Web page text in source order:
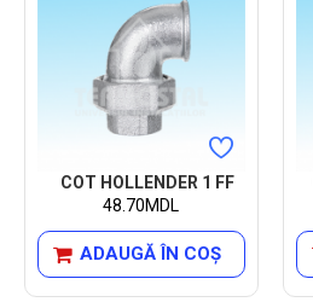
COT HOLLENDER 1 FF
48.70MDL
ADAUGĂ ÎN COŞ